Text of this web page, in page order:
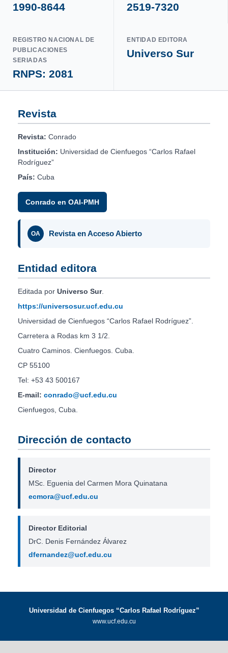
1990-8644 2519-7320
REGISTRO NACIONAL DE
PUBLICACIONES
SERIADAS
RNPS: 2081
ENTIDAD EDITORA
Universo Sur
Revista
Revista: Conrado
Institución: Universidad de Cienfuegos “Carlos Rafael
Rodríguez”
País: Cuba
Conrado en OAI-PMH
OA Revista en Acceso Abierto
Entidad editora
Editada por Universo Sur.
https://universosur.ucf.edu.cu
Universidad de Cienfuegos “Carlos Rafael Rodríguez”.
Carretera a Rodas km 3 1/2.
Cuatro Caminos. Cienfuegos. Cuba.
CP 55100
Tel: +53 43 500167
E-mail: conrado@ucf.edu.cu
Cienfuegos, Cuba.
Dirección de contacto
Director
MSc. Eguenia del Carmen Mora Quinatana
ecmora@ucf.edu.cu
Director Editorial
DrC. Denis Fernández Álvarez
dfernandez@ucf.edu.cu
Universidad de Cienfuegos “Carlos Rafael Rodríguez”
www.ucf.edu.cu